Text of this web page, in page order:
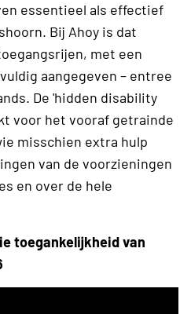
essentieel als effectief
Bij Ahoy is dat
met een
aangegeven – entree
De 'hidden disability
voor het vooraf getrainde
misschien extra hulp
van de voorzieningen
en over de hele
toegankelijkheid van